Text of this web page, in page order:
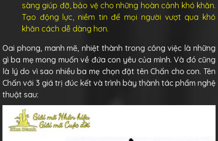
sàng giúp đỡ, bảo vệ cho những hoàn cảnh khó khăn.
Tạo động lực, niềm tin để mọi người vượt qua khó
khăn cách dễ dàng hơn.
Oai phong, manh mẽ, nhiệt thành trong công việc là những
gì ba mẹ mong muốn về đứa con yêu của mình. Và đó cũng
là lý do vì sao nhiều ba mẹ chọn đặt tên Chấn cho con. Tên
Chấn với 3 giá trị đúc kết và trình bày thành tác phẩm nghệ
thuật sau: